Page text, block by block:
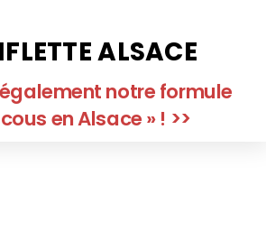
ALSACE
notre formule
en Alsace » ! >>